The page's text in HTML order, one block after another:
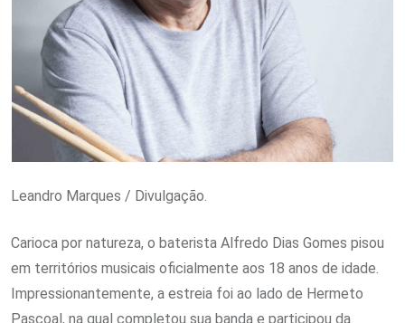
Leandro Marques / Divulgação.
Carioca por natureza, o baterista Alfredo Dias Gomes pisou
em territórios musicais oficialmente aos 18 anos de idade.
Impressionantemente, a estreia foi ao lado de Hermeto
Pascoal, na qual completou sua banda e participou da